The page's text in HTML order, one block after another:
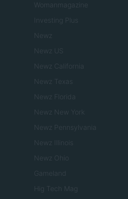
Womanmagazine
Investing Plus
Newz
Newz US
Newz California
Newz Texas
Newz Florida
Newz New York
Newz Pennsylvania
Newz Illinois
Newz Ohio
Gameland
Hig Tech Mag